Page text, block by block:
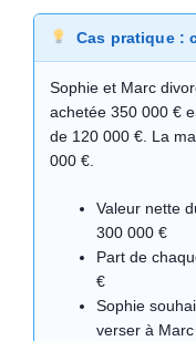
Cas pratique :
Sophie et Marc
achetée 350 000 €
de 120 000 €. La
000 €.
Valeur nette
300 000 €
Part de
€
Sophie
verser à